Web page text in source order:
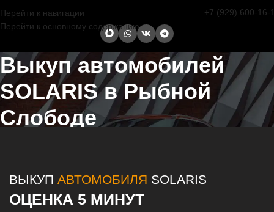
Перейти к навигации
Перейти к основному содержанию
+7 (929) 600-16-
Выкуп автомобилей
SOLARIS в Рыбной
Слободе
ВЫКУП АВТОМОБИЛЯ SOLARIS
ОЦЕНКА 5 МИНУТ